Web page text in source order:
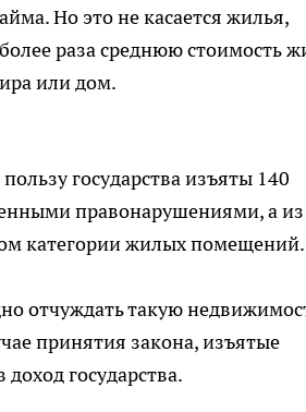
Но это не касается жилья,
раза среднюю стоимость
или дом.
государства изъяты 140
правонарушениями, а
категории жилых помещений.
отчуждать такую
принятия закона, изъятые
государства.